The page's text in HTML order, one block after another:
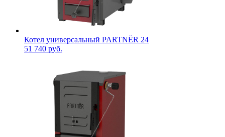
Котел универсальный PARTNЁR 24
51 740 руб.